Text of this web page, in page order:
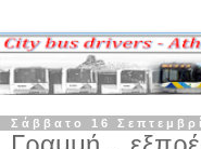
Σάββατο 16